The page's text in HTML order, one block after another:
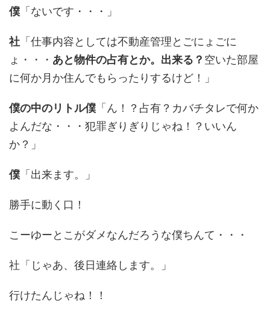
僕 「ないです・・・」
社 「仕事内容としては不動産管理とごにょごに
ょ・・・ あと物件の占有とか。出来る？ 空いた部屋
に何か月か住んでもらったりするけど！」
僕の中のリトル僕 「ん！？占有？カバチタレで何か
よんだな・・・犯罪ぎりぎりじゃね！？いいん
か？」
僕 「出来ます。」
勝手に動く口！
こーゆーとこがダメなんだろうな僕ちんて・・・
社「じゃあ、後日連絡します。」
行けたんじゃね！！